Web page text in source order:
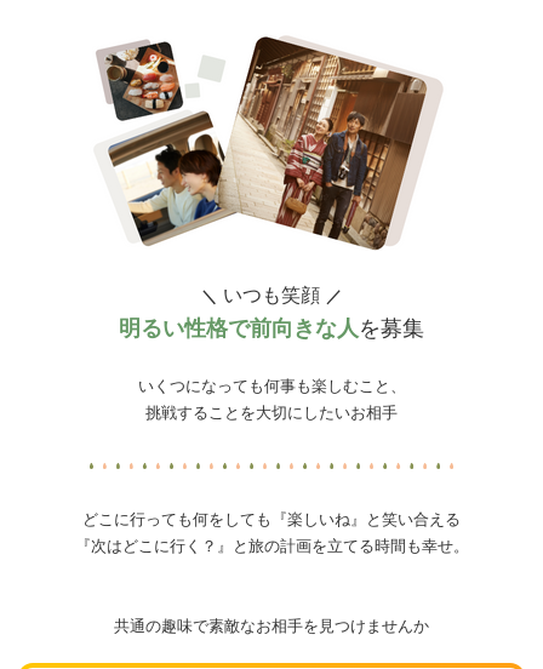
＼ いつも笑顔 ／
明るい性格で前向きな人 を募集
いくつになっても何事も楽しむこと、
挑戦することを大切にしたいお相手
どこに行っても何をしても『楽しいね』と笑い合える
『次はどこに行く？』と旅の計画を立てる時間も幸せ。
共通の趣味で素敵なお相手を見つけませんか